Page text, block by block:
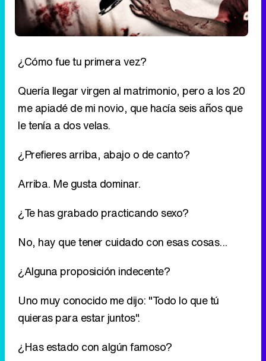
Quería llegar virgen al matrimonio, pero a los 20
me apiadé de mi novio, que hacía seis años que
¿Prefieres arriba, abajo o de canto?
Arriba. Me gusta dominar.
¿Te has grabado practicando sexo?
No, hay que tener cuidado con esas cosas...
¿Alguna proposición indecente?
Uno muy conocido me dijo: "Todo lo que tú
quieras para estar juntos".
¿Has estado con algún famoso?
Sí, con un cantante.
¿Con algún deportista?
Estuve con un ciclista italiano. Se ponía el maillot